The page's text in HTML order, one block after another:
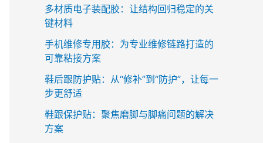
多材质电子装配胶：让结构回归稳定的关
键材料
手机维修专用胶：为专业维修链路打造的
可靠粘接方案
鞋后跟防护贴：从“修补”到“防护”，让每一
步更舒适
鞋跟保护贴：聚焦磨脚与脚痛问题的解决
方案